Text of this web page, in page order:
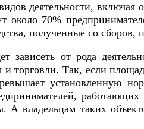
деятельности,
70%
полученные со
от рода
торговли. Так, если
установленную
А владельцам таких